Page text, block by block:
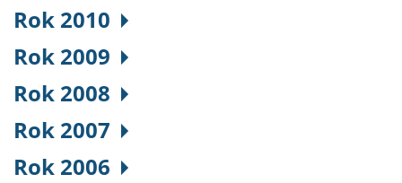
Rok 2010
Rok 2009
Rok 2008
Rok 2007
Rok 2006